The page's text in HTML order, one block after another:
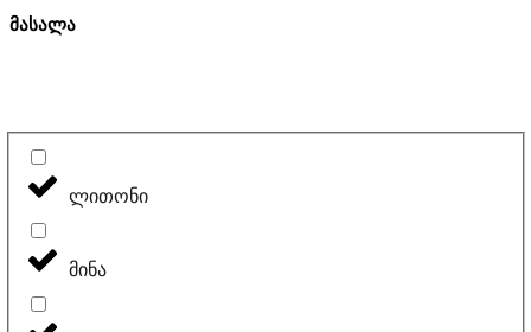
მასალა
ლითონი
მინა